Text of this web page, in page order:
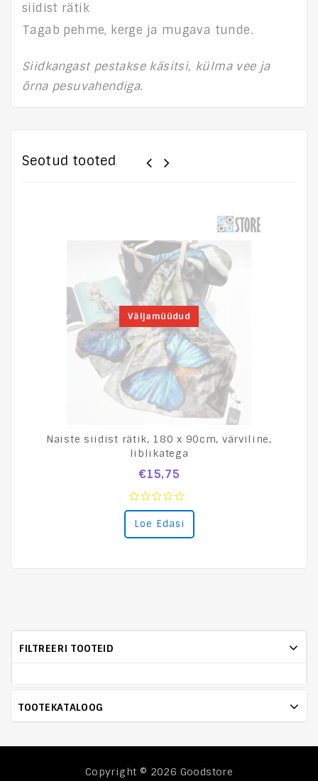
siidist rätik
Tagab pehme, kerge ja mugava tunde.
Siidkangast pestakse käsitsi, külma vee ja
õrna pesuvahendiga.
Seotud tooted
Väljamüüdud
Naiste siidist rätik, 180 x 90cm, värviline,
liblikatega
€15,75
0
out
of
Loe Edasi
FILTREERI TOOTEID
TOOTEKATALOOG
Copyright © 2026 Goodstore